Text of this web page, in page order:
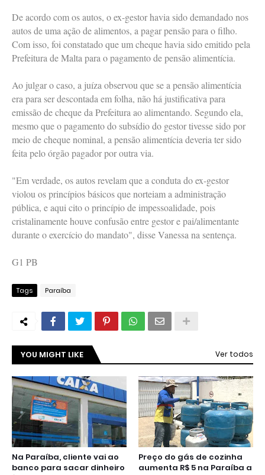
De acordo com os autos, o ex-gestor havia sido demandado nos
autos de uma ação de alimentos, a pagar pensão para o filho.
Com isso, foi constatado que um cheque havia sido emitido pela
Prefeitura de Malta para o pagamento de pensão alimentícia.
Ao julgar o caso, a juíza observou que se a pensão alimentícia
era para ser descontada em folha, não há justificativa para
emissão de cheque da Prefeitura ao alimentando. Segundo ela,
mesmo que o pagamento do subsídio do gestor tivesse sido por
meio de cheque nominal, a pensão alimentícia deveria ter sido
feita pelo órgão pagador por outra via.
"Em verdade, os autos revelam que a conduta do ex-gestor
violou os princípios básicos que norteiam a administração
pública, e aqui cito o princípio de impessoalidade, pois
cristalinamente houve confusão entre gestor e pai/alimentante
durante o exercício do mandato", disse Vanessa na sentença.
G1 PB
Tags Paraíba
YOU MIGHT LIKE Ver todos
Na Paraíba, cliente vai ao
banco para sacar dinheiro
Preço do gás de cozinha
aumenta R$ 5 na Paraíba a